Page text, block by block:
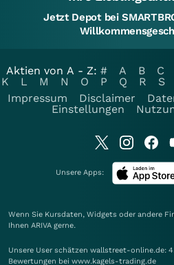
Jetzt Depot bei
Aktien von A - Z: # A B C
K
L M N O P Q R S
Impressum
Disclaimer
Einstellungen
Unsere Apps:
Wenn Sie Kursdaten, Widgets oder andere
Ihnen ARIVA gerne.
Unsere User schätzen wallstreet-online.de:
Bewertungen bei www.kagels-trading.de